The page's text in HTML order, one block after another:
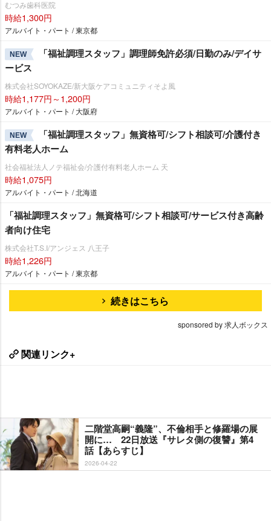
むつみ歯科医院
時給1,300円
アルバイト・パート / 東京都
NEW
「福祉調理スタッフ」調理師免許必須/日勤のみ/デイサ
ービス
株式会社SOYOKAZE/新大阪ケアコミュニティそよ風
時給1,177円～1,200円
アルバイト・パート / 大阪府
NEW
「福祉調理スタッフ」無資格可/シフト相談可/介護付き
有料老人ホーム
社会福祉法人ノテ福祉会/介護付有料老人ホーム 天
時給1,075円
アルバイト・パート / 北海道
「福祉調理スタッフ」無資格可/シフト相談可/サービス付き高齢
者向け住宅
株式会社T.S.I/アンジェス 八王子
時給1,226円
アルバイト・パート / 東京都
続きはこちら
sponsored by 求人ボックス
関連リンク+
二階堂高嗣“義隆”、不倫相手と修羅場の展
開に… 22日放送『サレタ側の復讐』第4
話【あらすじ】
2026-04-22